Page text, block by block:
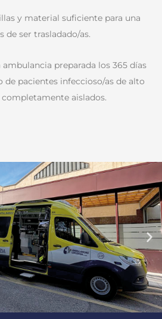
y material suficiente para una
de ser trasladado/as.
preparada los 365 días
de pacientes infeccioso/as de alto
aislados.